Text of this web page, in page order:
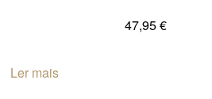
47,95€
Ler mais